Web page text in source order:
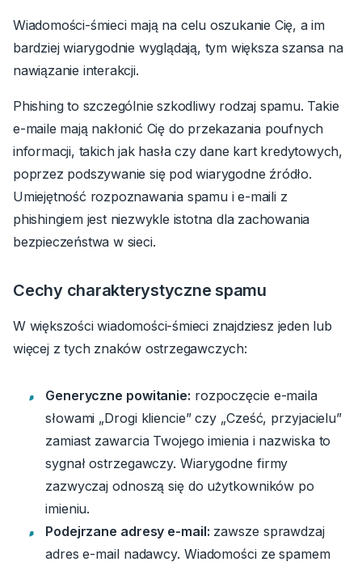
Wiadomości-śmieci mają na celu oszukanie Cię, a im
bardziej wiarygodnie wyglądają, tym większa szansa na
nawiązanie interakcji.
Phishing to szczególnie szkodliwy rodzaj spamu. Takie
e-maile mają nakłonić Cię do przekazania poufnych
informacji, takich jak hasła czy dane kart kredytowych,
poprzez podszywanie się pod wiarygodne źródło.
Umiejętność rozpoznawania spamu i e-maili z
phishingiem jest niezwykle istotna dla zachowania
bezpieczeństwa w sieci.
Cechy charakterystyczne spamu
W większości wiadomości-śmieci znajdziesz jeden lub
więcej z tych znaków ostrzegawczych:
Generyczne powitanie: rozpoczęcie e-maila
słowami „Drogi kliencie” czy „Cześć, przyjacielu”
zamiast zawarcia Twojego imienia i nazwiska to
sygnał ostrzegawczy. Wiarygodne firmy
zazwyczaj odnoszą się do użytkowników po
imieniu.
Podejrzane adresy e-mail: zawsze sprawdzaj
adres e-mail nadawcy. Wiadomości ze spamem